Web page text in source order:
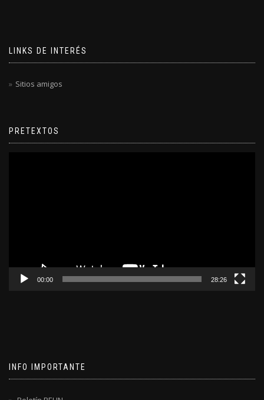
LINKS DE INTERÉS
Sitios amigos
PRETEXTOS
00:00 28:26
INFO IMPORTANTE